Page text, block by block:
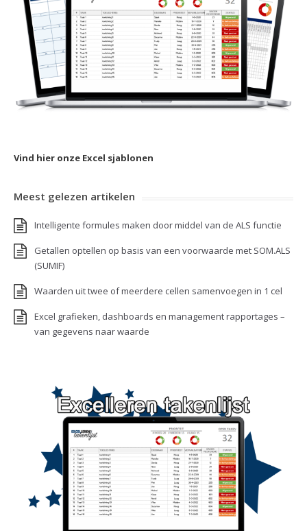
Vind hier onze Excel sjablonen
Meest gelezen artikelen
Intelligente formules maken door middel van de ALS functie
Getallen optellen op basis van een voorwaarde met SOM.ALS
(SUMIF)
Waarden uit twee of meerdere cellen samenvoegen in 1 cel
Excel grafieken, dashboards en management rapportages –
van gegevens naar waarde